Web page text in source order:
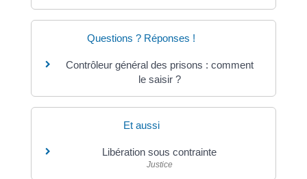
Questions ? Réponses !
Contrôleur général des prisons : comment
le saisir ?
Et aussi
Libération sous contrainte
Justice